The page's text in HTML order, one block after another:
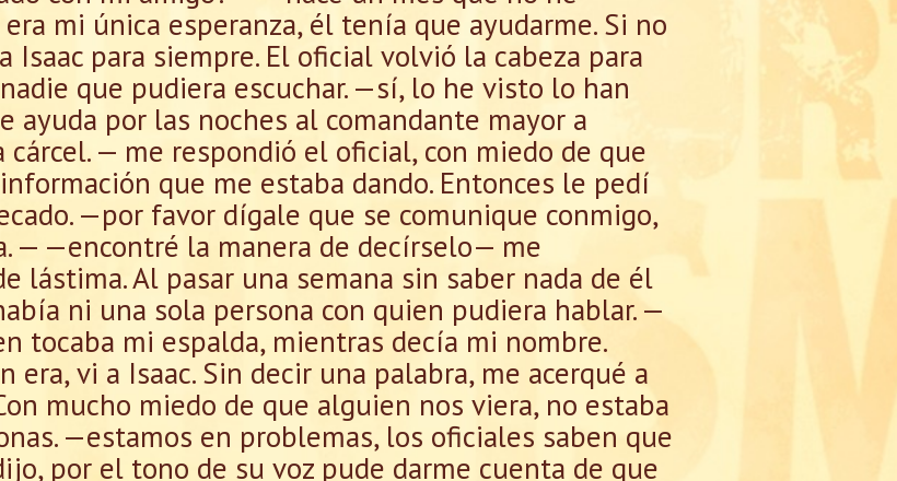
mi única esperanza, él tenía que ayudarme. Si no
Isaac para siempre. El oficial volvió la cabeza para
que pudiera escuchar. —sí, lo he visto lo han
ayuda por las noches al comandante mayor a
— me respondió el oficial, con miedo de que
que me estaba dando. Entonces le pedí
—por favor dígale que se comunique conmigo,
— —encontré la manera de decírselo— me
lástima. Al pasar una semana sin saber nada de él
ni una sola persona con quien pudiera hablar. —
tocaba mi espalda, mientras decía mi nombre.
era, vi a Isaac. Sin decir una palabra, me acerqué a
mucho miedo de que alguien nos viera, no estaba
—estamos en problemas, los oficiales saben que
por el tono de su voz pude darme cuenta de que